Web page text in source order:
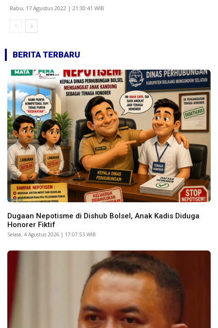
Rabu, 17 Agustus 2022 | 21:30:41 WIB
BERITA TERBARU
Berita
Dugaan Nepotisme di Dishub Bolsel, Anak Kadis Diduga
Honorer Fiktif
Selasa, 4 Agustus 2026 | 17:07:53 WIB